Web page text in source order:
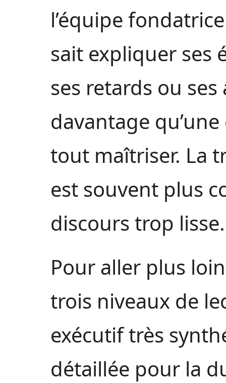
l’équipe
sait expliquer ses
ses retards ou
davantage
tout maîtriser. La
est souvent plus
discours trop lisse.
Pour aller plus
trois niveaux de
exécutif très
détaillée pour la